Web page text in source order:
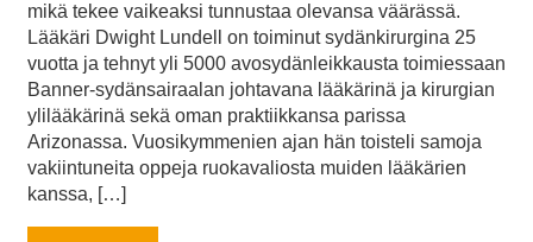
mikä tekee vaikeaksi tunnustaa olevansa väärässä.
Lääkäri Dwight Lundell on toiminut sydänkirurgina 25
vuotta ja tehnyt yli 5000 avosydänleikkausta toimiessaan
Banner-sydänsairaalan johtavana lääkärinä ja kirurgian
ylilääkärinä sekä oman praktiikkansa parissa
Arizonassa. Vuosikymmenien ajan hän toisteli samoja
vakiintuneita oppeja ruokavaliosta muiden lääkärien
kanssa, […]